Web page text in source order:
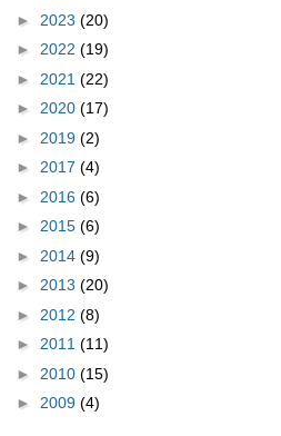
► 2023 (20)
► 2022 (19)
► 2021 (22)
► 2020 (17)
► 2019 (2)
► 2017 (4)
► 2016 (6)
► 2015 (6)
► 2014 (9)
► 2013 (20)
► 2012 (8)
► 2011 (11)
► 2010 (15)
► 2009 (4)